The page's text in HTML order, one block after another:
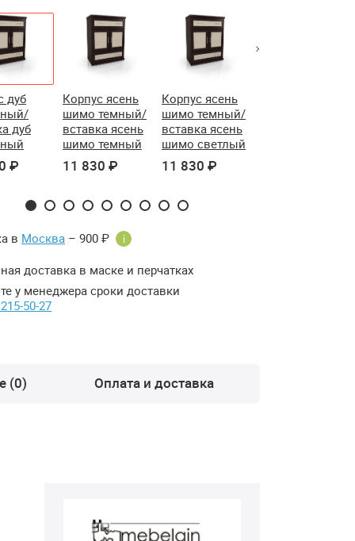
дуб
дуб
₽
Корпус ясень
шимо темный/
вставка ясень
шимо темный
11 830 ₽
Корпус ясень
шимо темный/
вставка ясень
шимо светлый
11 830 ₽
в Москва – 900 ₽ i
доставка в маске и перчатках
у менеджера сроки доставки
50-27
(0) Оплата и доставка